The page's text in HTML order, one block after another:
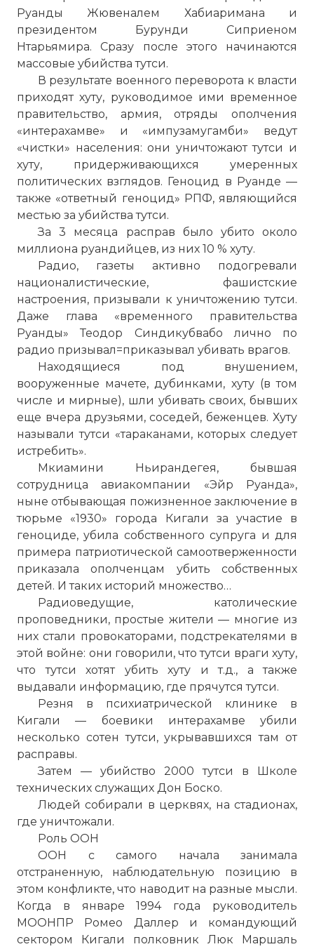
Руанды Жювеналем Хабиаримана и
президентом Бурунди Сиприеном
Нтарьямира. Сразу после этого начинаются
массовые убийства тутси.
В результате военного переворота к власти
приходят хуту, руководимое ими временное
правительство, армия, отряды ополчения
«интерахамве» и «импузамугамби» ведут
«чистки» населения: они уничтожают тутси и
хуту, придерживающихся умеренных
политических взглядов. Геноцид в Руанде —
также «ответный геноцид» РПФ, являющийся
местью за убийства тутси.
За 3 месяца расправ было убито около
миллиона руандийцев, из них 10 % хуту.
Радио, газеты активно подогревали
националистические, фашистские
настроения, призывали к уничтожению тутси.
Даже глава «временного правительства
Руанды» Теодор Синдикубвабо лично по
радио призывал=приказывал убивать врагов.
Находящиеся под внушением,
вооруженные мачете, дубинками, хуту (в том
числе и мирные), шли убивать своих, бывших
еще вчера друзьями, соседей, беженцев. Хуту
называли тутси «тараканами, которых следует
истребить».
Мкиамини Ньирандегея, бывшая
сотрудница авиакомпании «Эйр Руанда»,
ныне отбывающая пожизненное заключение в
тюрьме «1930» города Кигали за участие в
геноциде, убила собственного супруга и для
примера патриотической самоотверженности
приказала ополченцам убить собственных
детей. И таких историй множество…
Радиоведущие, католические
проповедники, простые жители — многие из
них стали провокаторами, подстрекателями в
этой войне: они говорили, что тутси враги хуту,
что тутси хотят убить хуту и т.д., а также
выдавали информацию, где прячутся тутси.
Резня в психиатрической клинике в
Кигали — боевики интерахамве убили
несколько сотен тутси, укрывавшихся там от
расправы.
Затем — убийство 2000 тутси в Школе
технических служащих Дон Боско.
Людей собирали в церквях, на стадионах,
где уничтожали.
Роль ООН
ООН с самого начала занимала
отстраненную, наблюдательную позицию в
этом конфликте, что наводит на разные мысли.
Когда в январе 1994 года руководитель
МООНПР Ромео Даллер и командующий
сектором Кигали полковник Люк Маршаль
☓
В дальнейшем стокновения тутси и хуту
начали усиливаться, при
попустительстве и одобрении
бельгийского руководства, хуту активно
действовали против тутси, однако и
особо яростных хуту приструнивали —
все было под контролем. В 1960 году в
Руанде произошло свержение
монархии, ставшее логическим
продолжений восстаний хуту против
короля тутси. Уже тогда многие тутси
эмигрировали в соседние страны.
Фото статьи: